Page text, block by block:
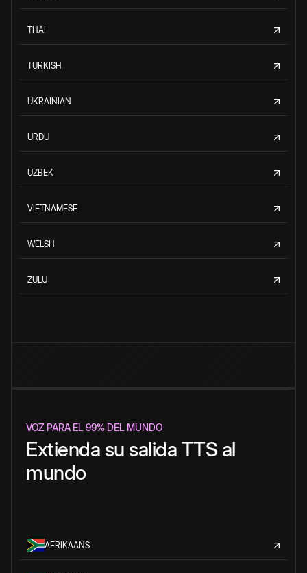
THAI
TURKISH
UKRAINIAN
URDU
UZBEK
VIETNAMESE
WELSH
ZULU
VOZ PARA EL 99% DEL MUNDO
Extienda su salida TTS al
mundo
AFRIKAANS